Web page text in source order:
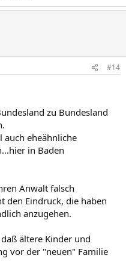
#14
zu Bundesland
auch eheähnliche
in Baden
Anwalt falsch
den Eindruck, die haben
anzugehen.
ältere Kinder und
vor der "neuen" Familie